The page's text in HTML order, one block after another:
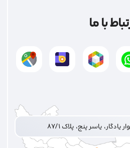
با ما
یاسر پنج، پلاک ۸۷/۱